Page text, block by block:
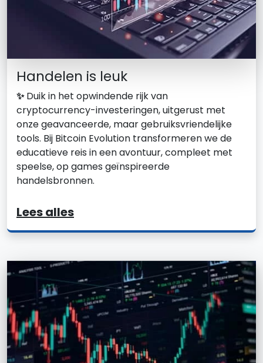
Handelen is leuk
✨Duik in het opwindende rijk van
cryptocurrency-investeringen, uitgerust met
onze geavanceerde, maar gebruiksvriendelijke
tools. Bij Bitcoin Evolution transformeren we de
educatieve reis in een avontuur, compleet met
speelse, op games geïnspireerde
handelsbronnen.
Lees alles